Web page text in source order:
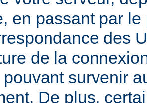
en passant par
des
de la
pouvant survenir
De plus,